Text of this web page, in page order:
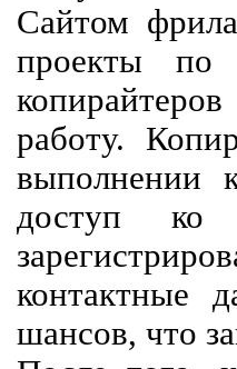
Сайтом
проекты по
работу.
выполнении
доступ ко
контактные
шансов, что